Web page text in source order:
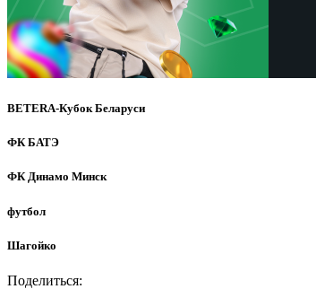
BETERA-Кубок Беларуси
ФК БАТЭ
ФК Динамо Минск
футбол
Шагойко
Поделиться: